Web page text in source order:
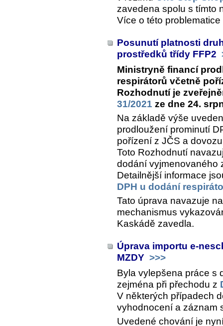
zavedena spolu s tímto
Více o této
Posunutí platnosti
prostředků třídy FFP2
Ministryně financí
respirátorů včetně
Rozhodnutí je
31/2021 ze dne 24.
Na základě výše
prodloužení prominutí
pořízení z JČS a
Toto Rozhodnutí
dodání vyjmenovaného
Detailnější informace
DPH u dodání
Tato úprava navazuje
mechanismus
Kaskádě zavedla.
Úprava importu e-
MZDY >>>
Byla vylepšena práce s
zejména při přechodu z
V některých případech
vyhodnocení a záznam
Uvedené chování je